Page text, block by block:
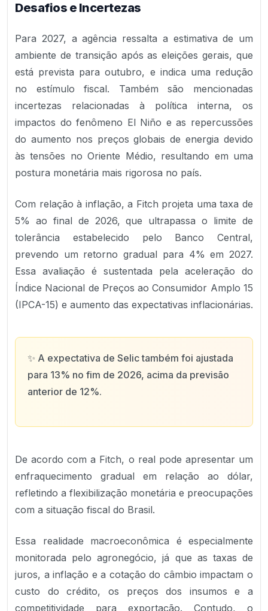
Desafios e Incertezas
Para 2027, a agência ressalta a estimativa de um
ambiente de transição após as eleições gerais, que
está prevista para outubro, e indica uma redução
no estímulo fiscal. Também são mencionadas
incertezas relacionadas à política interna, os
impactos do fenômeno El Niño e as repercussões
do aumento nos preços globais de energia devido
às tensões no Oriente Médio, resultando em uma
postura monetária mais rigorosa no país.
Com relação à inflação, a Fitch projeta uma taxa de
5% ao final de 2026, que ultrapassa o limite de
tolerância estabelecido pelo Banco Central,
prevendo um retorno gradual para 4% em 2027.
Essa avaliação é sustentada pela aceleração do
Índice Nacional de Preços ao Consumidor Amplo 15
(IPCA-15) e aumento das expectativas inflacionárias.
✨ A expectativa de Selic também foi ajustada
para 13% no fim de 2026, acima da previsão
anterior de 12%.
De acordo com a Fitch, o real pode apresentar um
enfraquecimento gradual em relação ao dólar,
refletindo a flexibilização monetária e preocupações
com a situação fiscal do Brasil.
Essa realidade macroeconômica é especialmente
monitorada pelo agronegócio, já que as taxas de
juros, a inflação e a cotação do câmbio impactam o
custo do crédito, os preços dos insumos e a
competitividade para exportação. Contudo, o